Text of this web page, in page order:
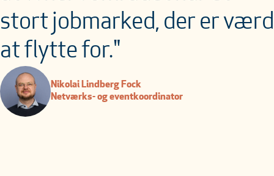
stort jobmarked, der er værd
at flytte for."
Nikolai Lindberg Fock
Netværks- og eventkoordinator